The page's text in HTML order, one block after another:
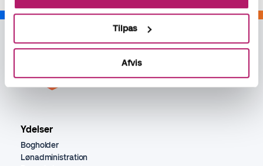
Tilpas
Afvis
Ydelser
Bogholder
Lønadministration